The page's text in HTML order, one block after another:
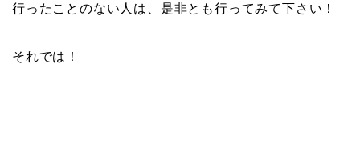
行ったことのない人は、是非とも行ってみて下さい！
それでは！